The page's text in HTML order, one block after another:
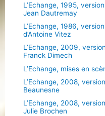
L’Echange, 1995,
Jean Dautremay
L’Echange, 1986,
d’Antoine Vitez
L’Echange, 2009,
Franck Dimech
L’Echange, mises en
L’Echange, 2008,
Beaunesne
L’Echange, 2008,
Julie Brochen